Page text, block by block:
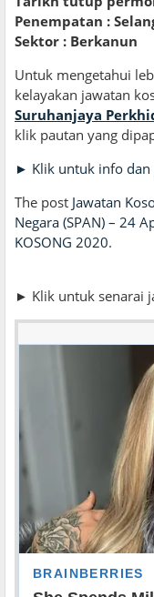
Penempatan :
Sektor : Berkanun
Untuk mengetahui
kelayakan jawatan
Suruhanjaya
klik pautan yang
► Klik untuk info dan
The post Jawatan
Negara (SPAN) – 24
KOSONG 2020.
► Klik untuk senarai